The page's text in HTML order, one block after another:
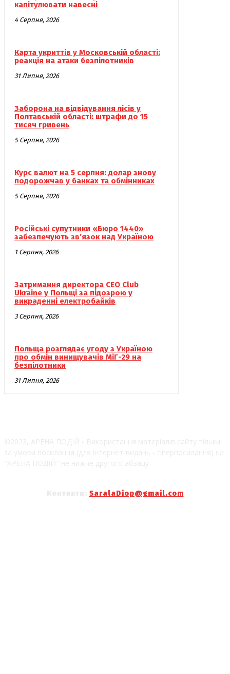
капітулювати навесні
4 Серпня, 2026
Карта укриттів у Московській області:
реакція на атаки безпілотників
31 Липня, 2026
Заборона на відвідування лісів у
Полтавській області: штрафи до 15
тисяч гривень
5 Серпня, 2026
Курс валют на 5 серпня: долар знову
подорожчав у банках та обмінниках
5 Серпня, 2026
Російські супутники «Бюро 1440»
забезпечують зв’язок над Україною
1 Серпня, 2026
Затримання директора CEO Club
Ukraine у Польщі за підозрою у
викраденні електробайків
3 Серпня, 2026
Польща розглядає угоду з Україною
про обмін винищувачів МіГ-29 на
безпілотники
31 Липня, 2026
SaralaDiop@gmail.com